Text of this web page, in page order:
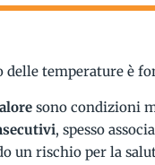
delle temperature è
sono condizioni
, spesso
un rischio per la